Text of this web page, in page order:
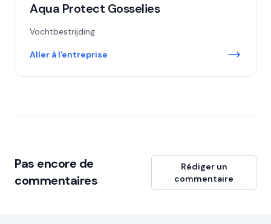
Aqua Protect Gosselies
Vochtbestrijding
Aller à l'entreprise
Pas encore de
commentaires
Rédiger un
commentaire